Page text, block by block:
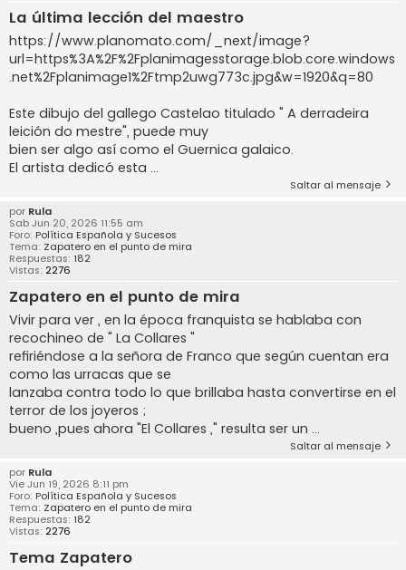
La última lección del maestro
https://www.planomato.com/_next/image?
url=https%3A%2F%2Fplanimagesstorage.blob.core.windows
.net%2Fplanimage1%2Ftmp2uwg773c.jpg&w=1920&q=80
Este dibujo del gallego Castelao titulado " A derradeira
leición do mestre", puede muy
bien ser algo así como el Guernica galaico.
El artista dedicó esta ...
Saltar al mensaje
por Rula
Sab Jun 20, 2026 11:55 am
Foro: Política Española y Sucesos
Tema: Zapatero en el punto de mira
Respuestas: 182
Vistas: 2276
Zapatero en el punto de mira
Vivir para ver , en la época franquista se hablaba con
recochineo de " La Collares "
refiriéndose a la señora de Franco que según cuentan era
como las urracas que se
lanzaba contra todo lo que brillaba hasta convertirse en el
terror de los joyeros ;
bueno ,pues ahora "El Collares ," resulta ser un ...
Saltar al mensaje
por Rula
Vie Jun 19, 2026 8:11 pm
Foro: Política Española y Sucesos
Tema: Zapatero en el punto de mira
Respuestas: 182
Vistas: 2276
Tema Zapatero